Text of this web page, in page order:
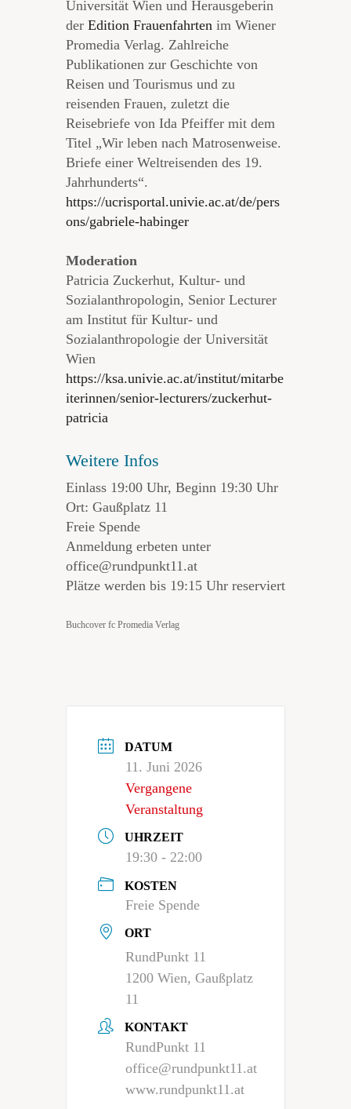
Universität Wien und Herausgeberin
der Edition Frauenfahrten im Wiener
Promedia Verlag. Zahlreiche
Publikationen zur Geschichte von
Reisen und Tourismus und zu
reisenden Frauen, zuletzt die
Reisebriefe von Ida Pfeiffer mit dem
Titel „Wir leben nach Matrosenweise.
Briefe einer Weltreisenden des 19.
Jahrhunderts“.
https://ucrisportal.univie.ac.at/de/pers
ons/gabriele-habinger
Moderation
Patricia Zuckerhut, Kultur- und
Sozialanthropologin, Senior Lecturer
am Institut für Kultur- und
Sozialanthropologie der Universität
Wien
https://ksa.univie.ac.at/institut/mitarbe
iterinnen/senior-lecturers/zuckerhut-
patricia
Weitere Infos
Einlass 19:00 Uhr, Beginn 19:30 Uhr
Ort: Gaußplatz 11
Freie Spende
Anmeldung erbeten unter
office@rundpunkt11.at
Plätze werden bis 19:15 Uhr reserviert
Buchcover fc Promedia Verlag
DATUM
11. Juni 2026
Vergangene
Veranstaltung
UHRZEIT
19:30 - 22:00
KOSTEN
Freie Spende
ORT
RundPunkt 11
1200 Wien, Gaußplatz
11
KONTAKT
RundPunkt 11
office@rundpunkt11.at
www.rundpunkt11.at